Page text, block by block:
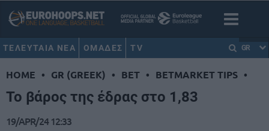
ΤΕΛΕΥΤΑΙΑ ΝΕΑ ΟΜΑΔΕΣ TV GR
HOME • GR (GREEK) • BET • BETMARKET TIPS •
Το βάρος της έδρας στο 1,83
19/APR/24 12:33